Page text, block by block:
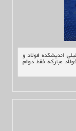
اندیشکده فولاد و
مبارکه فقط دوام